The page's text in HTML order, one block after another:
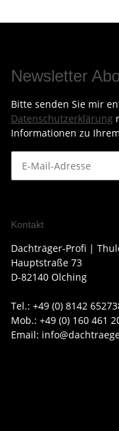
Newsletter
Bitte senden Sie mir
Datenschutzerklärung
Informationen zu
Kontakt
Dachträger-Profi |
Hauptstraße 73
D-82140 Olching
Tel.: +49 (0) 8142
Mob.: +49 (0) 160 461
Email: